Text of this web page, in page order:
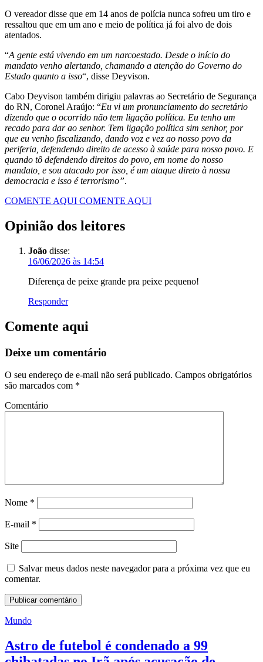
O vereador disse que em 14 anos de polícia nunca sofreu um tiro e
ressaltou que em um ano e meio de política já foi alvo de dois
atentados.
“A gente está vivendo em um narcoestado. Desde o início do
mandato venho alertando, chamando a atenção do Governo do
Estado quanto a isso“, disse Deyvison.
Cabo Deyvison também dirigiu palavras ao Secretário de Segurança
do RN, Coronel Araújo: “Eu vi um pronunciamento do secretário
dizendo que o ocorrido não tem ligação política. Eu tenho um
recado para dar ao senhor. Tem ligação política sim senhor, por
que eu venho fiscalizando, dando voz e vez ao nosso povo da
periferia, defendendo direito de acesso à saúde para nosso povo. E
quando tô defendendo direitos do povo, em nome do nosso
mandato, e sou atacado por isso, é um ataque direto à nossa
democracia e isso é terrorismo”.
COMENTE AQUI COMENTE AQUI
Opinião dos leitores
João disse:
16/06/2026 às 14:54
Diferença de peixe grande pra peixe pequeno!
Responder
Comente aqui
Deixe um comentário
O seu endereço de e-mail não será publicado. Campos obrigatórios
são marcados com *
Comentário
Nome *
E-mail *
Site
Salvar meus dados neste navegador para a próxima vez que eu
comentar.
Mundo
Astro de futebol é condenado a 99